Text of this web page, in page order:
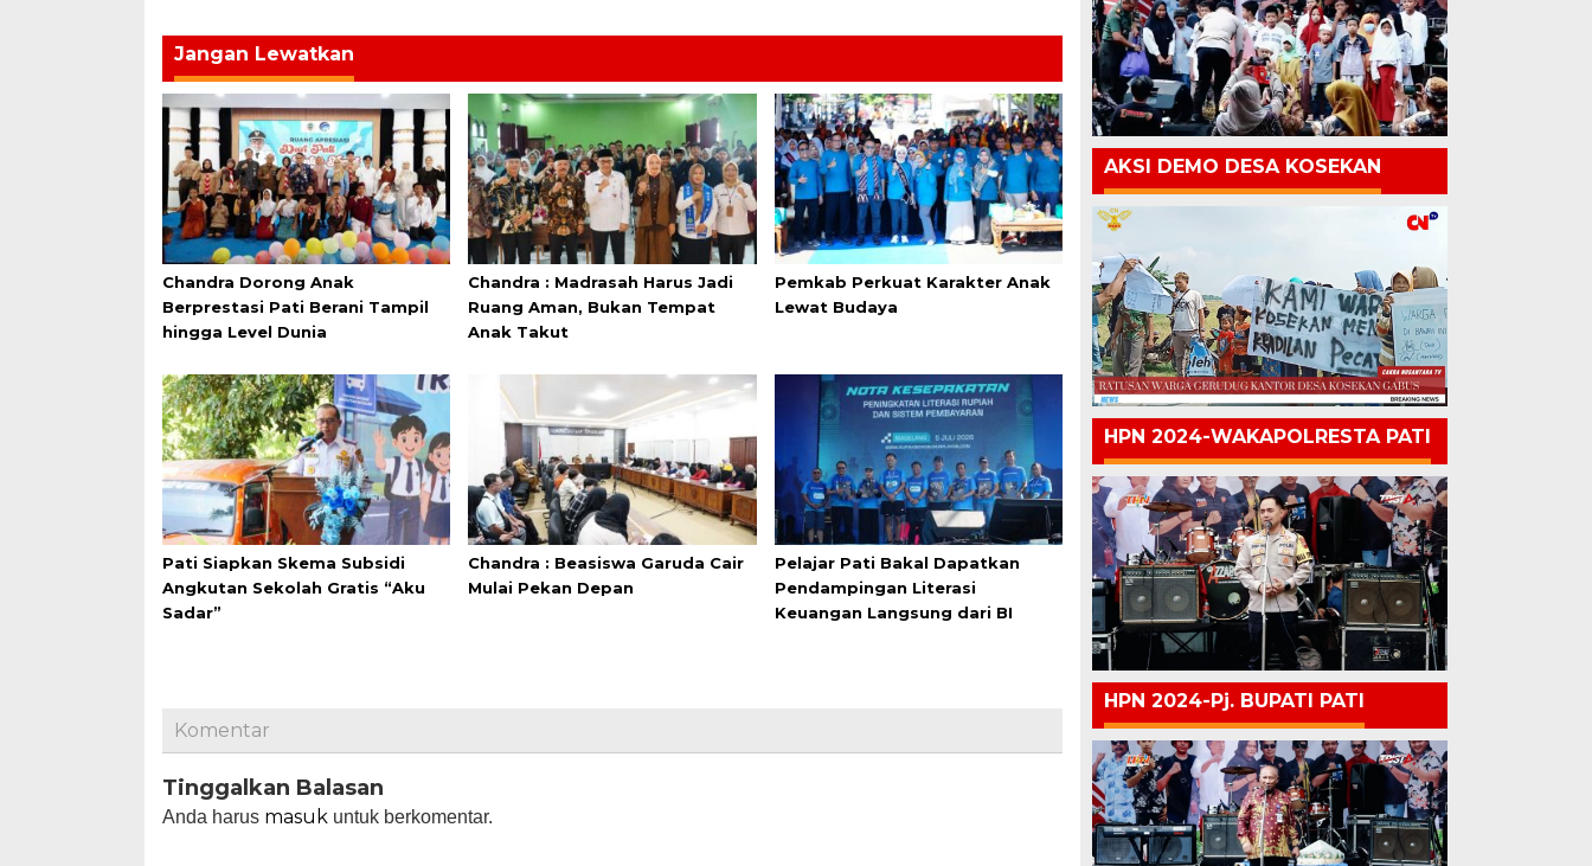
Jangan Lewatkan
Chandra Dorong Anak
Berprestasi Pati Berani Tampil
hingga Level Dunia
Chandra : Madrasah Harus Jadi
Ruang Aman, Bukan Tempat
Anak Takut
Pemkab Perkuat Karakter Anak
Lewat Budaya
Pati Siapkan Skema Subsidi
Angkutan Sekolah Gratis “Aku
Sadar”
Chandra : Beasiswa Garuda Cair
Mulai Pekan Depan
Pelajar Pati Bakal Dapatkan
Pendampingan Literasi
Keuangan Langsung dari BI
Komentar
Tinggalkan Balasan
Anda harus masuk untuk berkomentar.
AKSI DEMO DESA KOSEKAN
HPN 2024-WAKAPOLRESTA PATI
HPN 2024-Pj. BUPATI PATI